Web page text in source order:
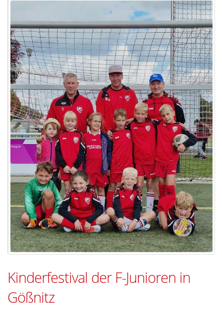
Kinderfestival der F-Junioren in
Gößnitz